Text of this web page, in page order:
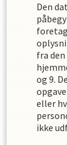
Den
fra
og 9.
eller
ikke